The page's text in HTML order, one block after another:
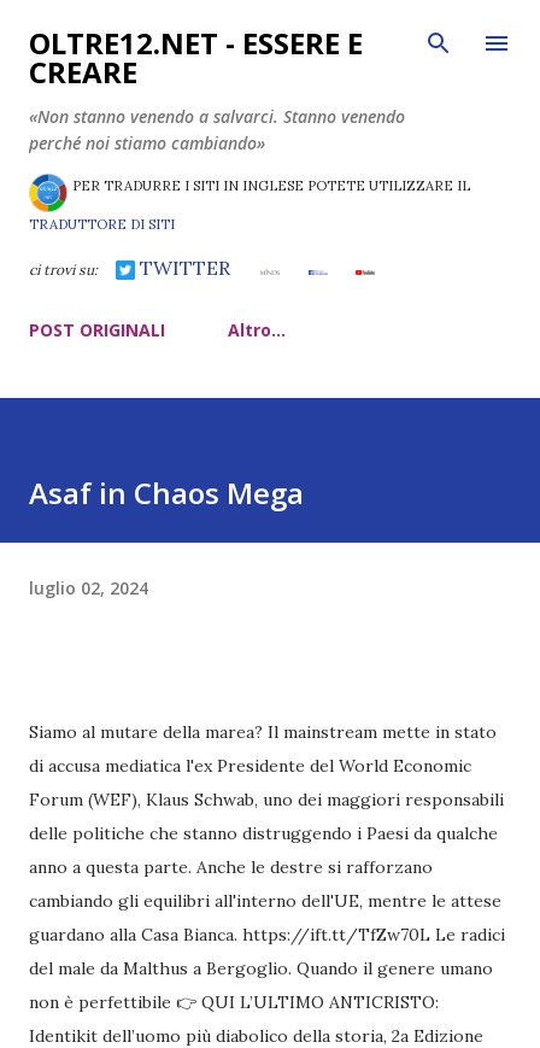
Passa ai contenuti principali
OLTRE12.NET - ESSERE E
CREARE
«Non stanno venendo a salvarci. Stanno venendo
perché noi stiamo cambiando»
PER TRADURRE I SITI IN INGLESE POTETE UTILIZZARE IL
TRADUTTORE DI SITI
ci trovi su: TWITTER
POST ORIGINALI Altro…
Asaf in Chaos Mega
luglio 02, 2024
Siamo al mutare della marea? Il mainstream mette in stato
di accusa mediatica l'ex Presidente del World Economic
Forum (WEF), Klaus Schwab, uno dei maggiori responsabili
delle politiche che stanno distruggendo i Paesi da qualche
anno a questa parte. Anche le destre si rafforzano
cambiando gli equilibri all'interno dell'UE, mentre le attese
guardano alla Casa Bianca. https://ift.tt/TfZw70L Le radici
del male da Malthus a Bergoglio. Quando il genere umano
non è perfettibile 👉 QUI L’ULTIMO ANTICRISTO:
Identikit dell’uomo più diabolico della storia, 2a Edizione